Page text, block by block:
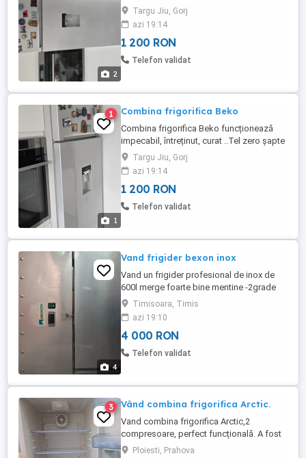
2
1200 ron.
Targu Jiu, Gorj
azi 19:14
1 200 RON
Telefon validat
1
1 Combina frigorifica Beko
Combina frigorifica Beko funcționează
impecabil, întreținut, curat ..Tel zero șapte
șase doi șase trei trei cinci nouă unu.
Targu Jiu, Gorj
azi 19:14
1 200 RON
Telefon validat
4
Vand frigider bexon inox
Vand un frigider profesional de inox de
600l merge foarte bine mentine -2grade
+10 grade in stare foarte buna detalii la
telefon
Timisoara, Timis
azi 19:10
4 000 RON
Telefon validat
3 Vând combina frigorifica Arctic.
Vand combina frigorifica Arctic,2
compresoare, perfect funcțională. A fost
înlocuit cu al frigider.
Ploiesti, Prahova